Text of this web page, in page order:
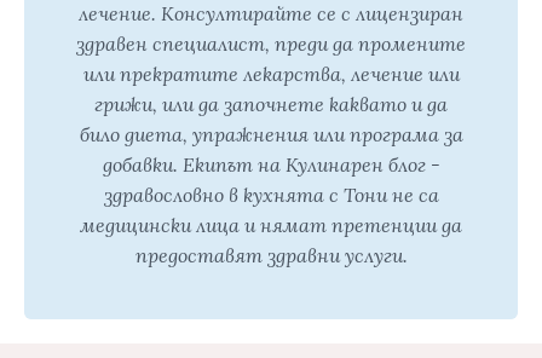
лечение. Консултирайте се с лицензиран
здравен специалист, преди да промените
или прекратите лекарства, лечение или
грижи, или да започнете каквато и да
било диета, упражнения или програма за
добавки. Екипът на Кулинарен блог -
здравословно в кухнята с Тони не са
медицински лица и нямат претенции да
предоставят здравни услуги.